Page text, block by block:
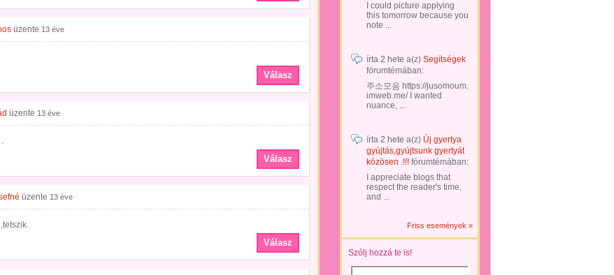
üzente 13 éve
Válasz
üzente 13 éve
Válasz
üzente 13 éve
Válasz
I could picture applying
this tomorrow because you
note ...
írta 2 hete a(z) Segítségek
fórumtémában:
주소모음 https://jusomoum.
imweb.me/ I wanted
nuance, ...
írta 2 hete a(z) Új gyertya
gyújtás,gyújtsunk gyertyát
közösen .!!! fórumtémában:
I appreciate blogs that
respect the reader's time,
and ...
Friss események »
Szólj hozzá te is!